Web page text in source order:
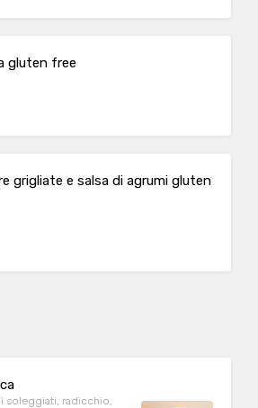
gluten free
grigliate e salsa di agrumi gluten
soleggiati, radicchio,